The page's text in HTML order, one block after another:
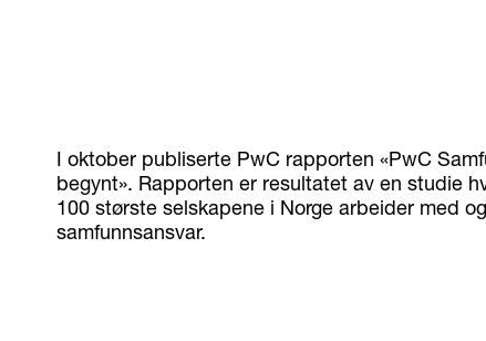
I oktober publiserte PwC rapporten «PwC
begynt». Rapporten er resultatet av en studie
100 største selskapene i Norge arbeider med
samfunnsansvar.